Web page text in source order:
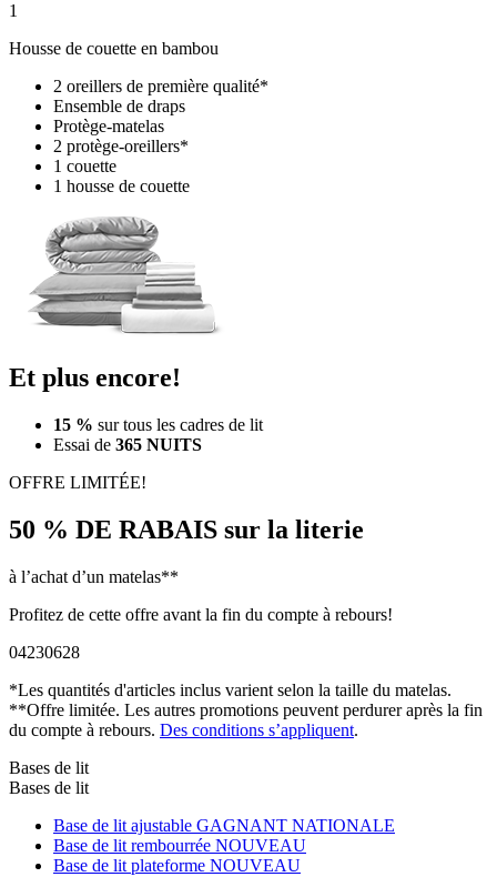
1
Housse de couette en bambou
2 oreillers de première qualité*
Ensemble de draps
Protège-matelas
2 protège-oreillers*
1 couette
1 housse de couette
Et plus encore!
15 % sur tous les cadres de lit
Essai de 365 NUITS
OFFRE LIMITÉE!
50 % DE RABAIS sur la literie
à l’achat d’un matelas**
Profitez de cette offre avant la fin du compte à rebours!
04230626
*Les quantités d'articles inclus varient selon la taille du matelas.
**Offre limitée. Les autres promotions peuvent perdurer après la fin
du compte à rebours. Des conditions s’appliquent.
Bases de lit
Bases de lit
Base de lit ajustable GAGNANT NATIONALE
Base de lit rembourrée NOUVEAU
Base de lit plateforme NOUVEAU